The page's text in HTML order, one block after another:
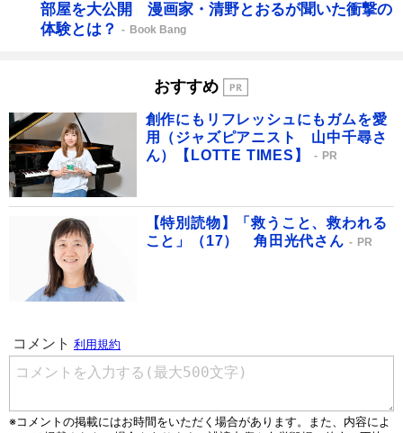
部屋を大公開 漫画家・清野とおるが聞いた衝撃の
体験とは？
Book Bang
おすすめ
創作にもリフレッシュにもガムを愛
用（ジャズピアニスト 山中千尋さ
ん）【LOTTE TIMES】
PR
【特別読物】「救うこと、救われる
こと」（17） 角田光代さん
PR